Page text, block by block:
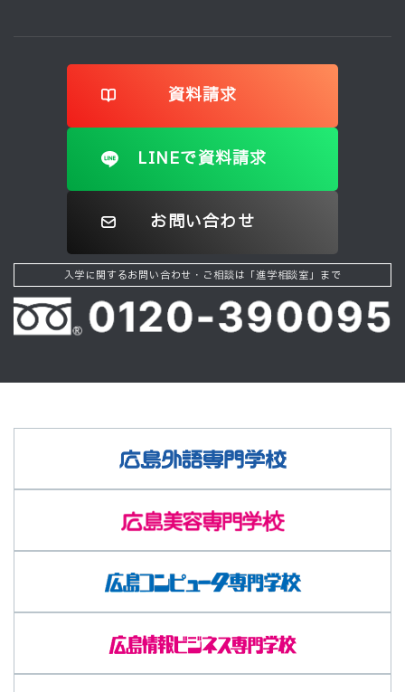
資料請求
LINEで資料請求
お問い合わせ
入学に関するお問い合わせ・ご相談は「進学相談室」まで